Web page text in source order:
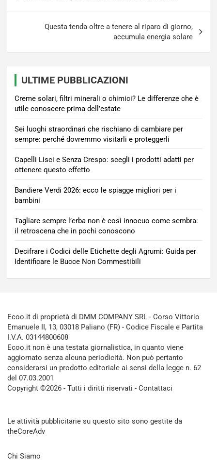
Questa tenda oltre a tenere al riparo di giorno,
accumula energia solare
ULTIME PUBBLICAZIONI
Creme solari, filtri minerali o chimici? Le differenze che è
utile conoscere prima dell’estate
Sei luoghi straordinari che rischiano di cambiare per
sempre: perché dovremmo visitarli e proteggerli
Capelli Lisci e Senza Crespo: scegli i prodotti adatti per
ottenere questo effetto
Bandiere Verdi 2026: ecco le spiagge migliori per i
bambini
Tagliare sempre l’erba non è così innocuo come sembra:
il retroscena che in pochi conoscono
Decifrare i Codici delle Etichette degli Agrumi: Guida per
Identificare le Bucce Non Commestibili
Ecoo.it di proprietà di DMM COMPANY SRL - Corso Vittorio
Emanuele II, 13, 03018 Paliano (FR) - Codice Fiscale e Partita
I.V.A. 03144800608
Ecoo.it non è una testata giornalistica, in quanto viene
aggiornato senza alcuna periodicità. Non può pertanto
considerarsi un prodotto editoriale ai sensi della legge n. 62
del 07.03.2001
Copyright ©2026 - Tutti i diritti riservati - Contattaci
Le attività pubblicitarie su questo sito sono gestite da
theCoreAdv
Chi Siamo